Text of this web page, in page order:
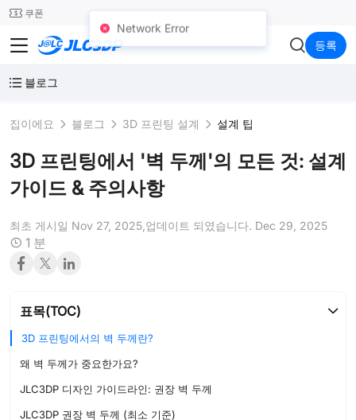
24SMT 쿠폰
등록
블로그
집이에요 블로그 3D 프린팅 설계 설계 팁
3D 프린팅에서 '벽 두께'의 모든 것: 설계
가이드 & 주의사항
최초 게시일 Nov 27, 2025, 업데이트 되였습니다. Dec 29, 2025
1 분
표목(TOC)
3D 프린팅에서의 벽 두께란?
왜 벽 두께가 중요한가요?
JLC3DP 디자인 가이드라인: 권장 벽 두께
JLC3DP 권장 벽 두께 (최소 기준)
Network Error